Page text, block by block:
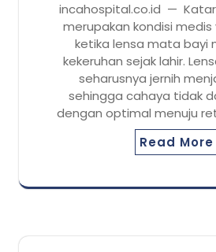
incahospital.co.id —
merupakan kondisi medis
ketika lensa mata bayi
kekeruhan sejak lahir.
seharusnya jernih
sehingga cahaya tidak
dengan optimal menuju
Read More